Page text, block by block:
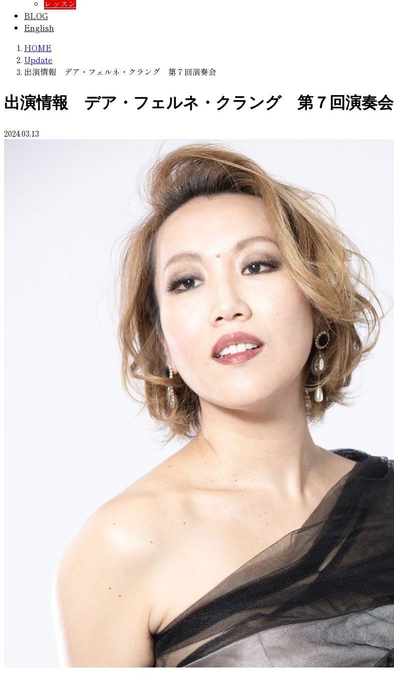
レッスン
BLOG
English
HOME
Update
出演情報 デア・フェルネ・クラング 第７回演奏会
出演情報 デア・フェルネ・クラング 第７回演奏会
2024.03.13